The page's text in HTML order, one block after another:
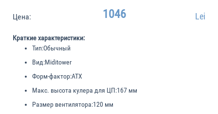
Цена: 1046 Lei
Краткие характеристики:
Тип:Обычный
Вид:Miditower
Форм-фактор:ATX
Макс. высота кулера для ЦП:167 мм
Размер вентилятора:120 мм